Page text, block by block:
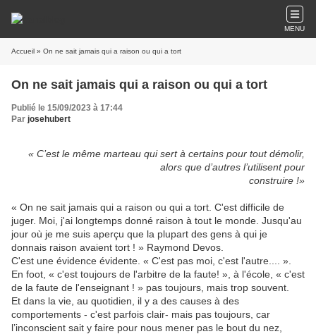
MENU
Accueil » On ne sait jamais qui a raison ou qui a tort
On ne sait jamais qui a raison ou qui a tort
Publié le 15/09/2023 à 17:44
Par josehubert
« C’est le même marteau qui sert à certains pour tout démolir,
alors que d’autres l’utilisent pour
construire !»
« On ne sait jamais qui a raison ou qui a tort. C'est difficile de
juger. Moi, j'ai longtemps donné raison à tout le monde. Jusqu'au
jour où je me suis aperçu que la plupart des gens à qui je
donnais raison avaient tort ! » Raymond Devos.
C'est une évidence évidente. « C'est pas moi, c'est l'autre.... ».
En foot, « c'est toujours de l'arbitre de la faute! », à l'école, « c'est
de la faute de l'enseignant ! » pas toujours, mais trop souvent.
Et dans la vie, au quotidien, il y a des causes à des
comportements - c'est parfois clair- mais pas toujours, car
l’inconscient sait y faire pour nous mener pas le bout du nez,